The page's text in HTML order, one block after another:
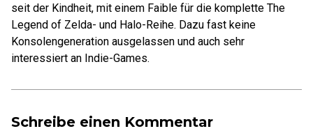
seit der Kindheit, mit einem Faible für die komplette The
Legend of Zelda- und Halo-Reihe. Dazu fast keine
Konsolengeneration ausgelassen und auch sehr
interessiert an Indie-Games.
Schreibe einen Kommentar